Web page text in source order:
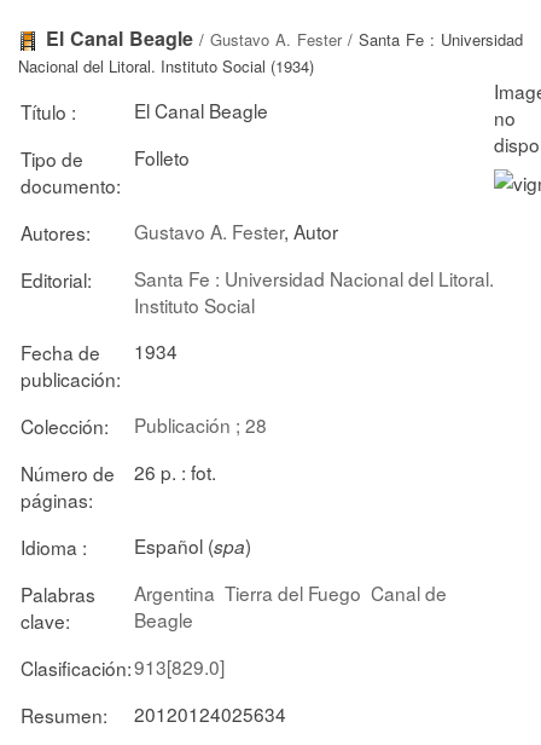
El Canal Beagle / Gustavo A. Fester/ Santa Fe : Universidad
Nacional del Litoral. Instituto Social (1934)
Título :
El Canal Beagle
Tipo de
documento:
Folleto
Autores: Gustavo A. Fester, Autor
Editorial:
Santa Fe : Universidad Nacional del Litoral.
Instituto Social
Fecha de
publicación:
1934
Colección:
Publicación ; 28
Número de
páginas:
26 p. : fot.
Idioma : Español (spa)
Palabras
clave:
Argentina Tierra del Fuego Canal de
Beagle
Clasificación:913[829.0]
Resumen:
20120124025634